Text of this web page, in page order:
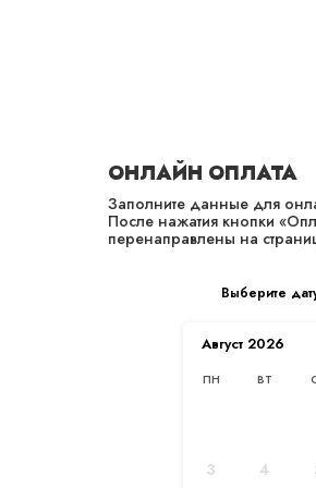
КОНСАЛТИНГ
Транспорт
ОНЛАЙН ОПЛАТА
Заполните данные для
После нажатия кнопки
перенаправлены на
Выберите
Август 2026
ПН ВТ
3 4